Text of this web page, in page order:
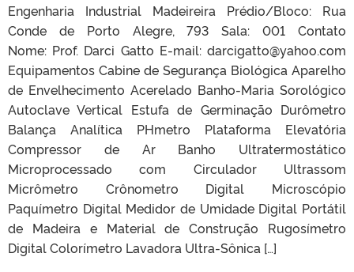
Engenharia Industrial Madeireira Prédio/Bloco: Rua
Conde de Porto Alegre, 793 Sala: 001 Contato
Nome: Prof. Darci Gatto E-mail: darcigatto@yahoo.com
Equipamentos Cabine de Segurança Biológica Aparelho
de Envelhecimento Acerelado Banho-Maria Sorológico
Autoclave Vertical Estufa de Germinação Durômetro
Balança Analítica PHmetro Plataforma Elevatória
Compressor de Ar Banho Ultratermostático
Microprocessado com Circulador Ultrassom
Micrômetro Crônometro Digital Microscópio
Paquímetro Digital Medidor de Umidade Digital Portátil
de Madeira e Material de Construção Rugosímetro
Digital Colorímetro Lavadora Ultra-Sônica […]